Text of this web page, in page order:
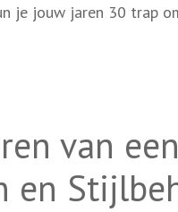
je jouw jaren 30 trap
van
en